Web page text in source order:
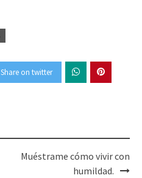
Share on twitter
Muéstrame cómo vivir con
humildad.